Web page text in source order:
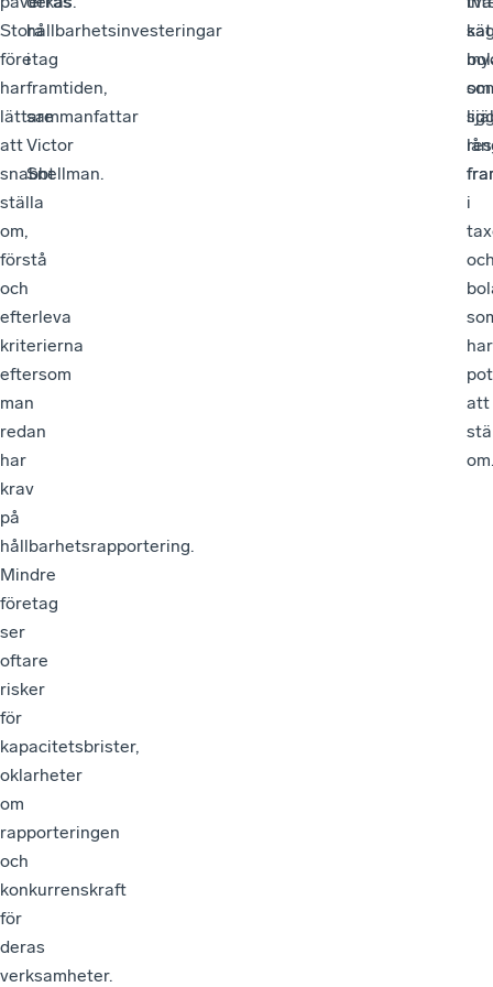
Stora
företag
har
lättare
att
snabbt
ställa
om,
förstå
och
efterleva
kriterierna
eftersom
man
redan
har
krav
på
hållbarhetsrapportering.
Mindre
företag
ser
oftare
risker
för
kapacitetsbrister,
oklarheter
om
rapporteringen
och
konkurrenskraft
för
deras
verksamheter.
hållbarhetsinvesteringar
i
framtiden,
sammanfattar
Victor
Snellman.
i
har
att
om.
om